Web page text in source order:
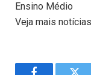
Ensino Médio
Veja mais